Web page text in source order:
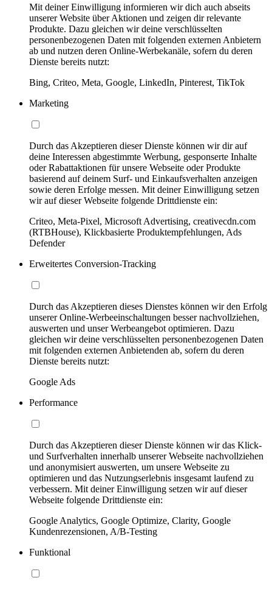
Mit deiner Einwilligung informieren wir dich auch abseits
unserer Website über Aktionen und zeigen dir relevante
Produkte. Dazu gleichen wir deine verschlüsselten
personenbezogenen Daten mit folgenden externen Anbietern
ab und nutzen deren Online-Werbekanäle, sofern du deren
Dienste bereits nutzt:
Bing, Criteo, Meta, Google, LinkedIn, Pinterest, TikTok
Marketing
Durch das Akzeptieren dieser Dienste können wir dir auf
deine Interessen abgestimmte Werbung, gesponserte Inhalte
oder Rabattaktionen für unsere Webseite oder Produkte
basierend auf deinem Surf- und Einkaufsverhalten anzeigen
sowie deren Erfolge messen. Mit deiner Einwilligung setzen
wir auf dieser Webseite folgende Drittdienste ein:
Criteo, Meta-Pixel, Microsoft Advertising, creativecdn.com
(RTBHouse), Klickbasierte Produktempfehlungen, Ads
Defender
Erweitertes Conversion-Tracking
Durch das Akzeptieren dieses Dienstes können wir den Erfolg
unserer Online-Werbeeinschaltungen besser nachvollziehen,
auswerten und unser Werbeangebot optimieren. Dazu
gleichen wir deine verschlüsselten personenbezogenen Daten
mit folgenden externen Anbietenden ab, sofern du deren
Dienste bereits nutzt:
Google Ads
Performance
Durch das Akzeptieren dieser Dienste können wir das Klick-
und Surfverhalten innerhalb unserer Webseite nachvollziehen
und anonymisiert auswerten, um unsere Webseite zu
optimieren und das Nutzungserlebnis insgesamt laufend zu
verbessern. Mit deiner Einwilligung setzen wir auf dieser
Webseite folgende Drittdienste ein:
Google Analytics, Google Optimize, Clarity, Google
Kundenrezensionen, A/B-Testing
Funktional